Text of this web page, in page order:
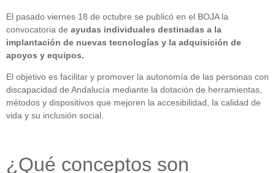
El pasado viernes 18 de octubre se publicó en el BOJA la
convocatoria de ayudas individuales destinadas a la
implantación de nuevas tecnologías y la adquisición de
apoyos y equipos.
El objetivo es facilitar y promover la autonomía de las personas con
discapacidad de Andalucía mediante la dotación de herramientas,
métodos y dispositivos que mejoren la accesibilidad, la calidad de
vida y su inclusión social.
¿Qué conceptos son